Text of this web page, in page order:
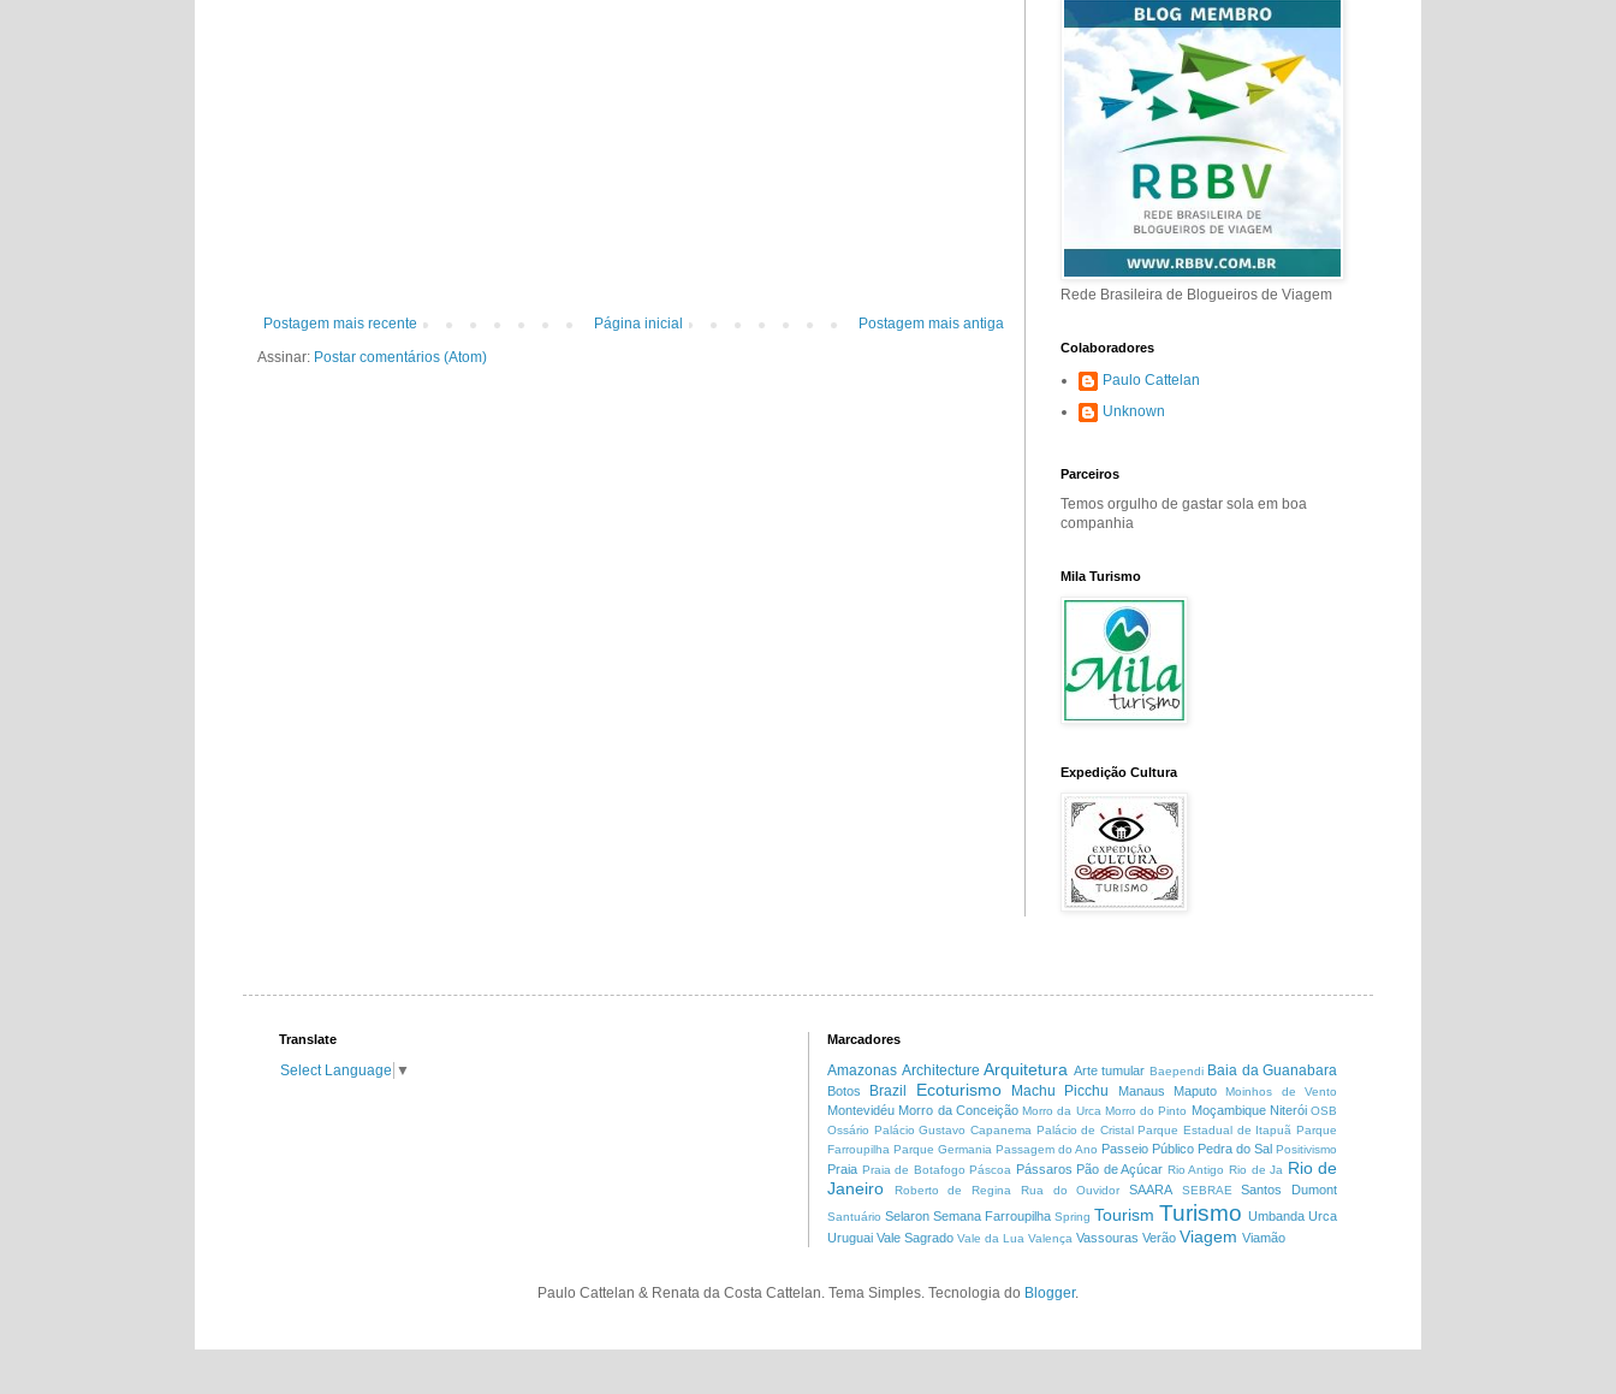
Postagem mais recente Postagem mais antiga
Página inicial
Assinar: Postar comentários (Atom)
Rede Brasileira de Blogueiros de Viagem
Colaboradores
Paulo Cattelan
Unknown
Parceiros
Temos orgulho de gastar sola em boa
companhia
Mila Turismo
Expedição Cultura
Translate
Select Language ▼
Marcadores
Amazonas Architecture Arquitetura Arte tumular Baependi Baia da Guanabara
Botos Brazil Ecoturismo Machu Picchu Manaus Maputo Moinhos de Vento
Montevidéu Morro da Conceição Morro da Urca Morro do Pinto Moçambique Niterói OSB
Ossário Palácio Gustavo Capanema Palácio de Cristal Parque Estadual de Itapuã Parque
Farroupilha Parque Germania Passagem do Ano Passeio Público Pedra do Sal Positivismo
Praia Praia de Botafogo Páscoa Pássaros Pão de Açúcar Rio Antigo Rio de Ja Rio de
Janeiro
Roberto de Regina Rua do Ouvidor SAARA SEBRAE Santos Dumont
Santuário Selaron Semana Farroupilha Spring Tourism Turismo Umbanda Urca
Uruguai Vale Sagrado Vale da Lua Valença Vassouras Verão Viagem Viamão
Paulo Cattelan & Renata da Costa Cattelan. Tema Simples. Tecnologia do Blogger.